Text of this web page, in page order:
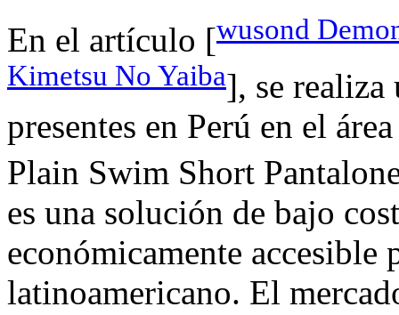
En el artículo [wusond
Kimetsu No Yaiba], se realiza
presentes en Perú en el
Plain Swim Short
es una solución de bajo
económicamente accesible
latinoamericano. El